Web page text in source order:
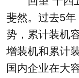
斐然。过去5
势，累计装机
增装机和累计
国内企业在大